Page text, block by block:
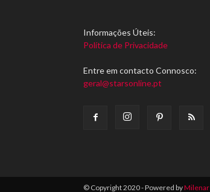
Informações Úteis:
Política de Privacidade
Entre em contacto Connosco:
geral@starsonline.pt
© Copyright 2020 - Powered byMilenar